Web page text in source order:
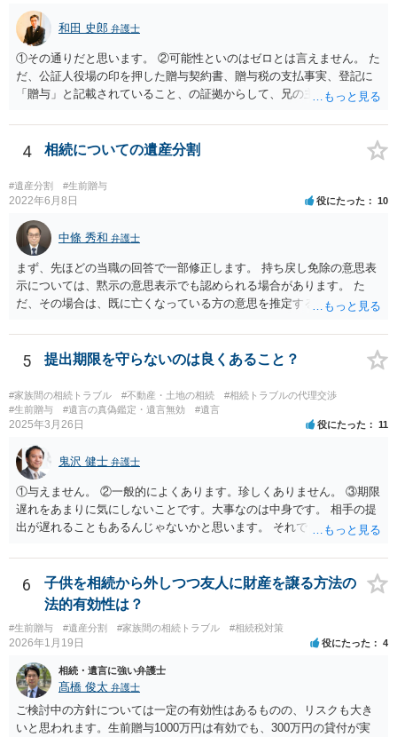
和田 史郎 弁護士
①その通りだと思います。 ②可能性といのはゼロとは言えません。 た
だ、公証人役場の印を押した贈与契約書、贈与税の支払事実、登記に
「贈与」と記載されていること、の証拠からして、兄の主張は通らな
わなければ、遺産分割調停を申し立てて進めるのがベターのような気
がしますね。
4 相続についての遺産分割
#遺産分割 #生前贈与
2022年6月8日 役にたった 10
中條 秀和 弁護士
まず、先ほどの当職の回答で一部修正します。 持ち戻し免除の意思表
示については、黙示の意思表示でも認められる場合があります。 た
だ、その場合は、既に亡くなっている方の意思を推定することになり
持ち戻し免除の意思表示は書面で明確にしておいていただくべきとい
う結論は変わりません。 誤解を与えるような回答でした。失礼しまし
た。 文言については、「〇〇に対する生前贈与による特別受益の持ち
戻しをすべて免除する」というのがオーソドックスなものですが、ご
心配ならば、弁護士のところに行って、特別受益となりそうな贈与に
ついて説明した上で、適切な文言についてご相談してみてはいかがで
しょうか。
5 提出期限を守らないのは良くあること？
#家族間の相続トラブル #不動産・土地の相続
#相続トラブルの代理交渉
#生前贈与
#遺言の真偽鑑定・遺言無効 #遺言
2025年3月26日 役にたった 11
鬼沢 健士 弁護士
①与えません。 ②一般的によくあります。珍しくありません。 ③期限
遅れをあまりに気にしないことです。大事なのは中身です。 相手の提
出が遅れることもあるんじゃないかと思います。 それでもあなた有利
6
子供を相続から外しつつ友人に財産を譲る方法の
法的有効性は？
#生前贈与 #遺産分割 #家族間の相続トラブル #相続税対策
2026年1月19日 役にたった 4
相続・遺言に強い弁護士
髙橋 俊太 弁護士
ご検討中の方針については一定の有効性はあるものの、リスクも大き
いと思われます。生前贈与1000万円は有効でも、300万円の貸付が実